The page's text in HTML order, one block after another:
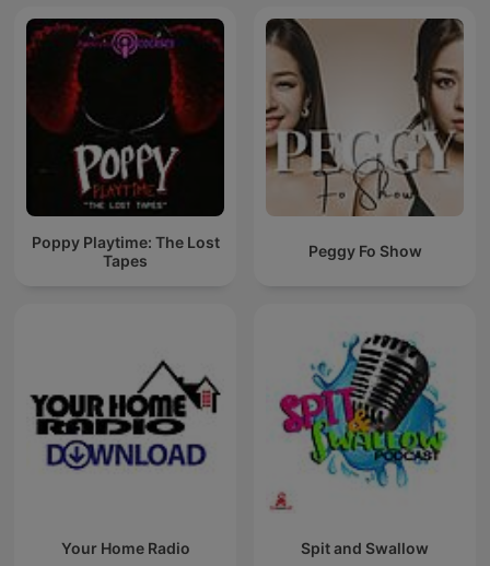
Poppy Playtime: The Lost
Tapes
Peggy Fo Show
Your Home Radio Spit and Swallow